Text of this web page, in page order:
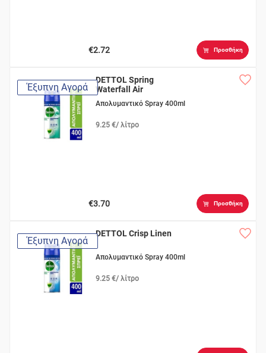
€2.72 Προσθήκη
Έξυπνη Αγορά
DETTOL Spring
Waterfall Air
Απολυμαντικό Spray 400ml
9.25 €/ λίτρο
€3.70 Προσθήκη
Έξυπνη Αγορά
DETTOL Crisp Linen
Απολυμαντικό Spray 400ml
9.25 €/ λίτρο